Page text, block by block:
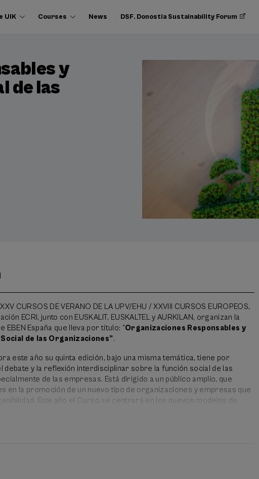
UIK Courses News DSF. Donostia Sustainability Forum
y
de las
CURSOS DE VERANO DE LA UPV/EHU / XXVIII CURSOS EUROPEOS,
ECRI, junto con EUSKALIT, EUSKALTEL y AURKILAN, organizan la
EBEN España que lleva por título: “Organizaciones Responsables y
de las Organizaciones”.
este año su quinta edición, bajo una misma temática, tiene por
debate y la reflexión interdisciplinar sobre la función social de las
de las empresas. Está dirigido a un público amplio, que
en la promoción de un nuevo tipo de organizaciones y empresas que
Este año el Curso se centrará en los nuevos modelos de
del curso se analizarán diversas experiencias pioneras en
sobre un conjunto diverso de experiencias.